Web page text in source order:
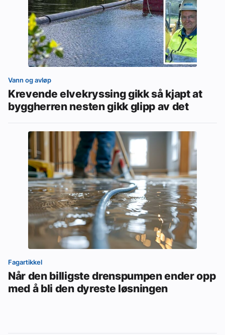
Vann og avløp
Krevende elvekryssing gikk så kjapt at
byggherren nesten gikk glipp av det
Fagartikkel
Når den billigste drenspumpen ender opp
med å bli den dyreste løsningen